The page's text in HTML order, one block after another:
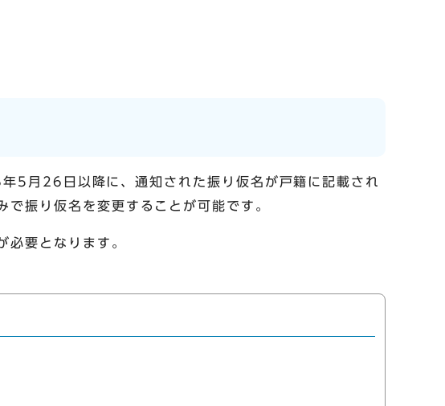
月26日以降に、通知された振り仮名が戸籍に記載され
振り仮名を変更することが可能です。
必要となります。